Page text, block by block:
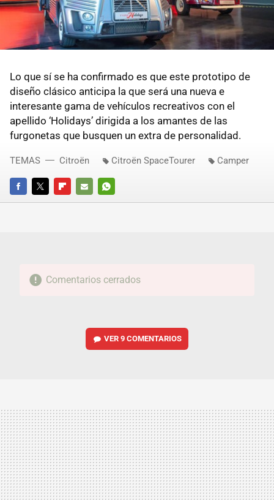
Lo que sí se ha confirmado es que este prototipo de
diseño clásico anticipa la que será una nueva e
interesante gama de vehículos recreativos con el
apellido ‘Holidays’ dirigida a los amantes de las
furgonetas que busquen un extra de personalidad.
FACEBOOKTWITTERFLIPBOARD
E-
WHATSAPP
TEMAS Citroën Citroën SpaceTourer Camper
Comentarios cerrados
VER9 COMENTARIOS